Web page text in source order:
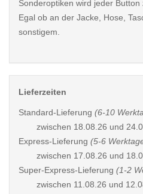
Sonderoptiken wird jeder
Egal ob an der Jacke, Hose,
sonstigem.
Lieferzeiten
Standard-Lieferung (6-10
zwischen 18.08.26 und
Express-Lieferung (5-6
zwischen 17.08.26 und
Super-Express-Lieferung (1-2
zwischen 11.08.26 und